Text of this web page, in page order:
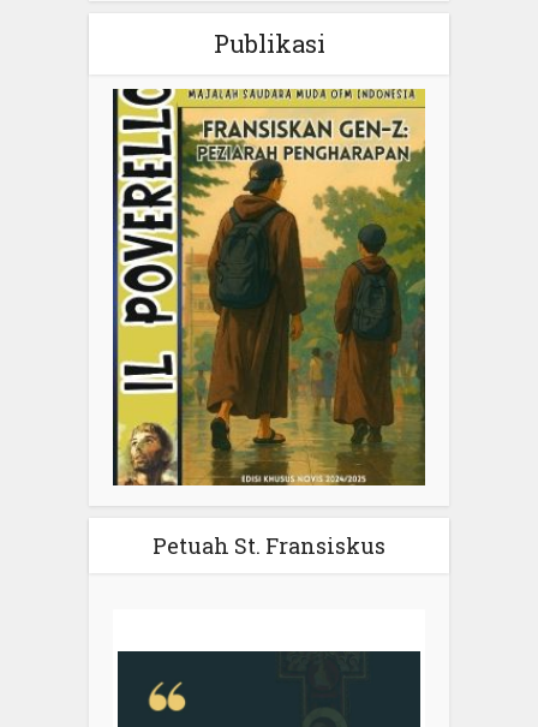
Publikasi
Petuah St. Fransiskus